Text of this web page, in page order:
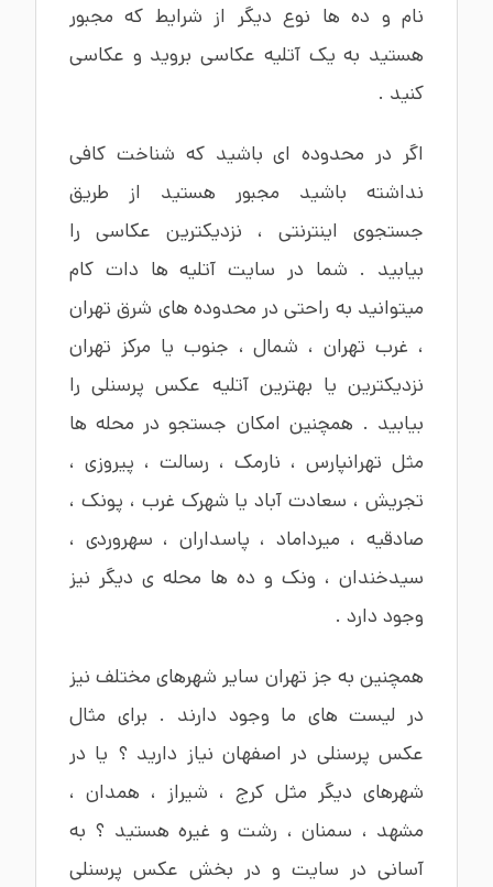
نام و ده ها نوع دیگر از شرایط که مجبور
هستید به یک آتلیه عکاسی بروید و عکاسی
کنید .
اگر در محدوده ای باشید که شناخت کافی
نداشته باشید مجبور هستید از طریق
جستجوی اینترنتی ، نزدیکترین عکاسی را
بیابید . شما در سایت آتلیه ها دات کام
میتوانید به راحتی در محدوده های شرق تهران
، غرب تهران، شمال، جنوب یا مرکز تهران
نزدیکترین یا بهترینآتلیه عکس پرسنلیرا
بیابید . همچنین امکان جستجو در محله ها
مثل تهرانپارس ، نارمک ، رسالت ، پیروزی ،
تجریش، سعادت آبادیا شهرک غرب ، پونک ،
صادقیه، میرداماد ، پاسداران ، سهروردی ،
سیدخندان ، ونک و ده ها محله ی دیگر نیز
وجود دارد .
همچنین به جز تهران سایر شهرهای مختلف نیز
در لیست های ما وجود دارند . برای مثال
عکس پرسنلی در اصفهان نیاز دارید ؟ یا در
شهرهای دیگر مثل کرج ، شیراز ، همدان ،
مشهد ، سمنان، رشتو غیره هستید ؟ به
آسانی در سایت و در بخش عکس پرسنلی